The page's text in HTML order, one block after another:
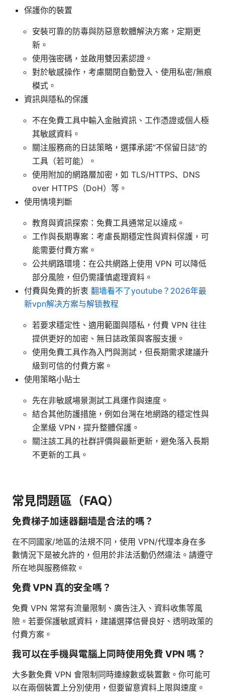
保護你的裝置
安裝可靠的防毒與防惡意軟體解決方案，定期更
新。
使用強密碼，並啟用雙因素認證。
對於敏感操作，考慮關閉自動登入、使用私密/無痕
模式。
資訊與隱私的保護
不在免費工具中輸入金融資訊、工作憑證或個人極
其敏感資料。
關注服務商的日誌策略，選擇承諾“不保留日誌”的
工具（若可能）。
使用附加的網路層加密，如 TLS/HTTPS、DNS
over HTTPS（DoH）等。
使用情境判斷
教育與資訊探索：免費工具通常足以達成。
工作與長期專案：考慮長期穩定性與資料保護，可
能需要付費方案。
公共網路環境：在公共網路上使用 VPN 可以降低
部分風險，但仍需謹慎處理資料。
付費與免費的折衷 翻墙看不了youtube？2026年最
新vpn解决方案与解锁教程
若要求穩定性、適用範圍與隱私，付費 VPN 往往
提供更好的加密、無日誌政策與客服支援。
使用免費工具作為入門與測試，但長期需求建議升
級到可信的付費方案。
使用策略小貼士
先在非敏感場景測試工具運作與速度。
結合其他防護措施，例如台灣在地網路的穩定性與
企業級 VPN，提升整體保護。
關注該工具的社群評價與最新更新，避免落入長期
不更新的工具。
常見問題區（FAQ）
免費梯子加速器翻墙是合法的嗎？
在不同國家/地區的法規不同，使用 VPN/代理本身在多
數情況下是被允許的，但用於非法活動仍然違法。請遵守
所在地與服務條款。
免費 VPN 真的安全嗎？
免費 VPN 常常有流量限制、廣告注入、資料收集等風
險。若要保護敏感資料，建議選擇信譽良好、透明政策的
付費方案。
我可以在手機與電腦上同時使用免費 VPN 嗎？
大多數免費 VPN 會限制同時連線數或裝置數。你可能可
以在兩個裝置上分別使用，但要留意資料上限與速度。